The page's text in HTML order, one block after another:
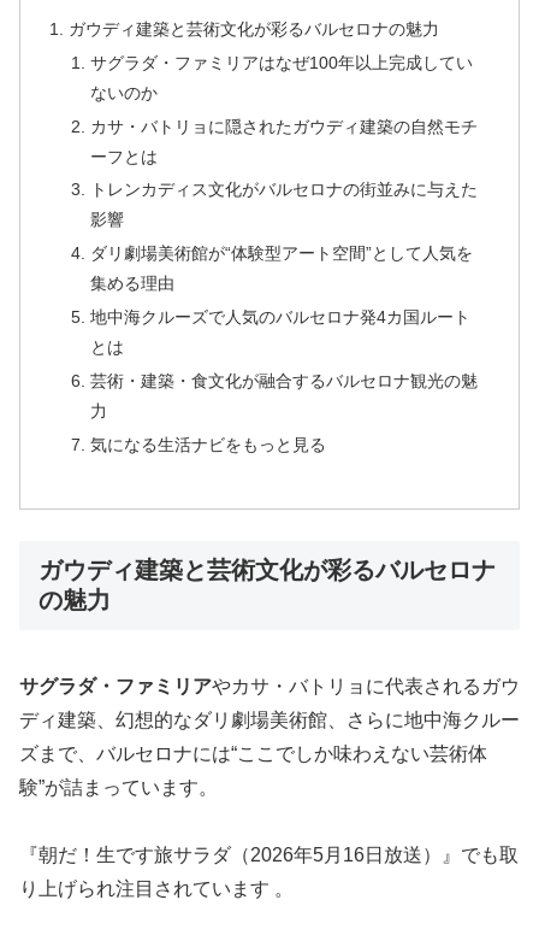
ガウディ建築と芸術文化が彩るバルセロナの魅力
サグラダ・ファミリアはなぜ100年以上完成してい
ないのか
カサ・バトリョに隠されたガウディ建築の自然モチ
ーフとは
トレンカディス文化がバルセロナの街並みに与えた
影響
ダリ劇場美術館が“体験型アート空間”として人気を
集める理由
地中海クルーズで人気のバルセロナ発4カ国ルート
とは
芸術・建築・食文化が融合するバルセロナ観光の魅
力
気になる生活ナビをもっと見る
ガウディ建築と芸術文化が彩るバルセロナ
の魅力
サグラダ・ファミリアやカサ・バトリョに代表されるガウ
ディ建築、幻想的なダリ劇場美術館、さらに地中海クルー
ズまで、バルセロナには“ここでしか味わえない芸術体
験”が詰まっています。
『朝だ！生です旅サラダ（2026年5月16日放送）』でも取
り上げられ注目されています 。